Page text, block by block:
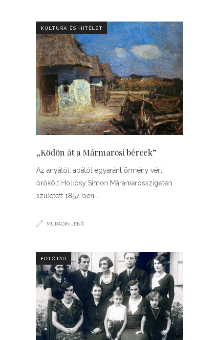
KULTÚRA ÉS HITÉLET
„Ködön át a Mármarosi bércek”
Az anyától, apától egyaránt örmény vért
örökölt Hollósy Simon Máramarosszigeten
született 1857-ben.
MURÁDIN JENŐ
FOTÓTÁR